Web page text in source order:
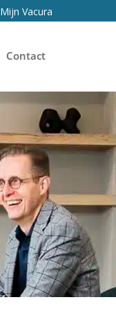
Mijn Vacura
Contact